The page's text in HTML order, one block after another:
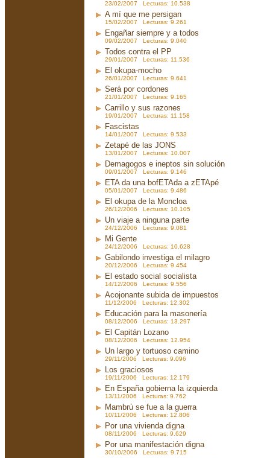
23/02/2007 Lecturas: 10.538
A mí que me persigan
15/02/2007 Lecturas: 9.261
Engañar siempre y a todos
09/02/2007 Lecturas: 9.040
Todos contra el PP
29/01/2007 Lecturas: 11.536
El okupa-mocho
26/01/2007 Lecturas: 9.641
Será por cordones
21/01/2007 Lecturas: 9.165
Carrillo y sus razones
19/01/2007 Lecturas: 11.158
Fascistas
14/01/2007 Lecturas: 9.533
Zetapé de las JONS
13/01/2007 Lecturas: 10.007
Demagogos e ineptos sin solución
09/01/2007 Lecturas: 9.146
ETA da una bofETAda a zETApé
05/01/2007 Lecturas: 9.486
El okupa de la Moncloa
26/12/2006 Lecturas: 10.105
Un viaje a ninguna parte
24/12/2006 Lecturas: 9.081
Mi Gente
24/12/2006 Lecturas: 10.628
Gabilondo investiga el milagro
20/12/2006 Lecturas: 9.454
El estado social socialista
14/12/2006 Lecturas: 9.556
Acojonante subida de impuestos
11/12/2006 Lecturas: 12.302
Educación para la masonería
08/12/2006 Lecturas: 13.297
El Capitán Lozano
08/12/2006 Lecturas: 12.954
Un largo y tortuoso camino
29/11/2006 Lecturas: 9.096
Los graciosos
19/11/2006 Lecturas: 12.179
En España gobierna la izquierda
13/11/2006 Lecturas: 9.762
Mambrú se fue a la guerra
10/11/2006 Lecturas: 12.806
Por una vivienda digna
08/11/2006 Lecturas: 9.629
Por una manifestación digna
30/10/2006 Lecturas: 9.715